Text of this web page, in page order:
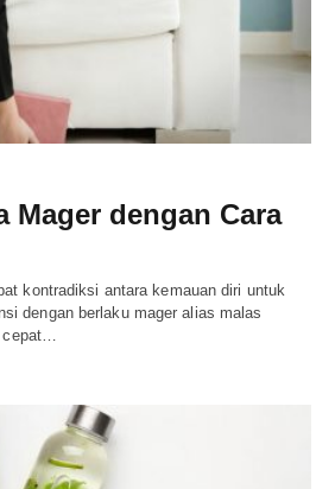
Mager dengan Cara
kontradiksi antara kemauan diri untuk
dengan berlaku mager alias malas